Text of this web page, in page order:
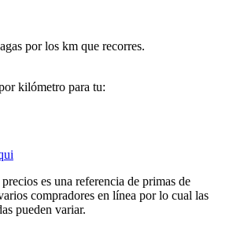
por los km que recorres.
kilómetro para tu:
es una referencia de primas de
compradores en línea por lo cual las
pueden variar.